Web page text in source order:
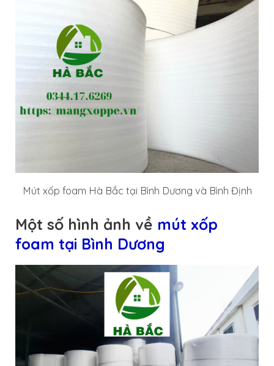
Mút xốp foam Hà Bắc tại Bình Dương và Bình Định
Một số hình ảnh về mút xốp
foam tại Bình Dương